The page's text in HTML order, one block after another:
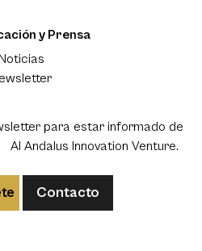
y Prensa
Noticias
para estar informado de
Andalus Innovation Venture.
Contacto